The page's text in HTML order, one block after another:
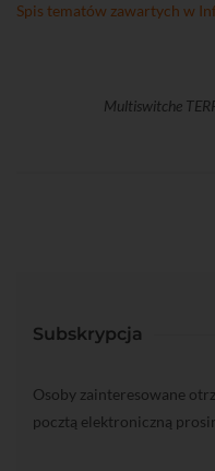
Spis tematów zawartych w
Multiswitche
Subskrypcja
Osoby zainteresowane
pocztą elektroniczną